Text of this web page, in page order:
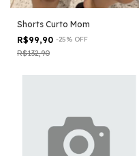
Shorts Curto Mom
R$99,90 -25% OFF
R$132,90